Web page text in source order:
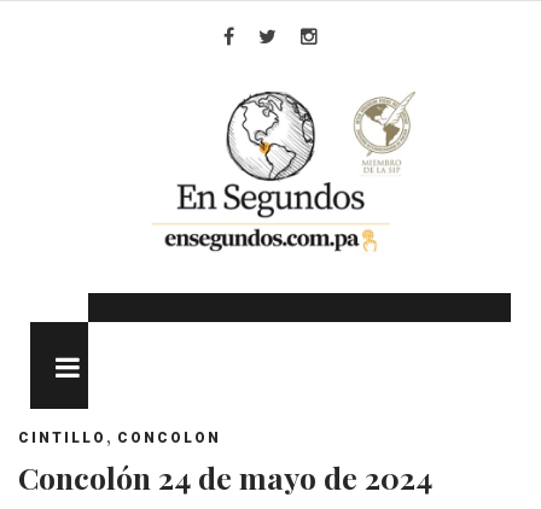
CINTILLO , CONCOLON
Concolón 24 de mayo de 2024